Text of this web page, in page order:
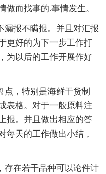
做而找事的.事情发生。
漏报不瞒报。并且对汇报
更好的为下一步工作打
为以后的工作开展作好
点，特别是海鲜干货制
表格。对于一般原料注
报。并且做出相应的答
每天的工作做出小结，
存在若干品种可以论件计